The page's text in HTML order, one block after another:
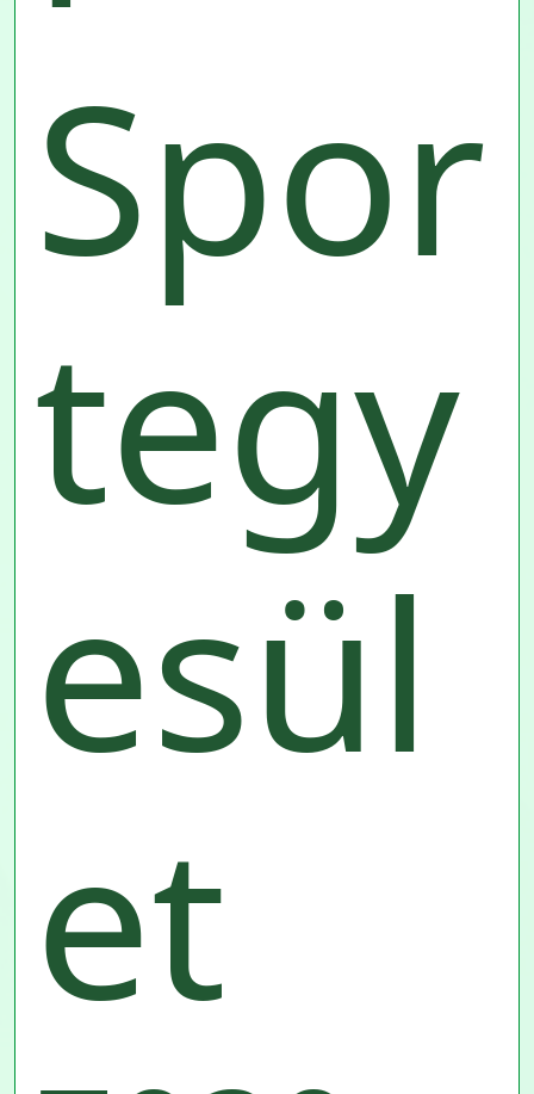
Spor
tegy
esül
et